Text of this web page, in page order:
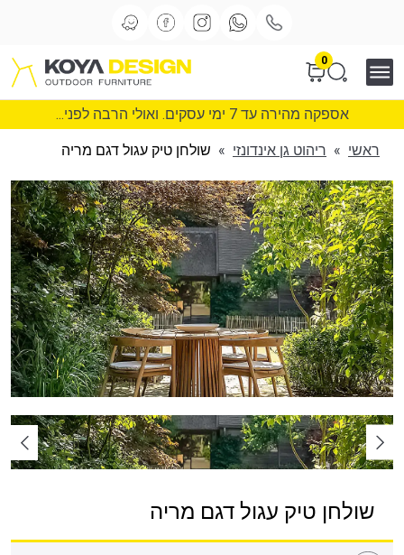
0
אספקה מהירה עד 7 ימי עסקים. ואולי הרבה לפני...
ראשי » ריהוט גן אינדונזי » שולחן טיק עגול דגם מריה
שולחן טיק עגול דגם מריה